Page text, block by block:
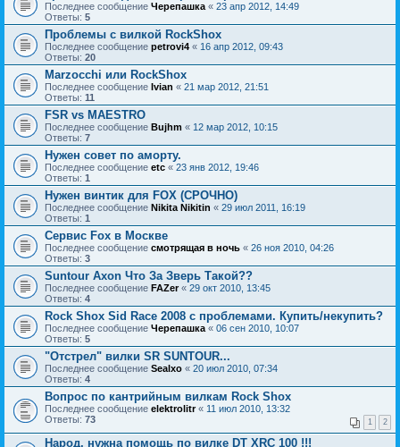
Последнее сообщение Черепашка « 23 апр 2012, 14:49
Ответы: 5
Проблемы с вилкой RockShox
Последнее сообщение petrovi4 « 16 апр 2012, 09:43
Ответы: 20
Marzocchi или RockShox
Последнее сообщение Ivian « 21 мар 2012, 21:51
Ответы: 11
FSR vs MAESTRO
Последнее сообщение Bujhm « 12 мар 2012, 10:15
Ответы: 7
Нужен совет по аморту.
Последнее сообщение etc « 23 янв 2012, 19:46
Ответы: 1
Нужен винтик для FOX (СРОЧНО)
Последнее сообщение Nikita Nikitin « 29 июл 2011, 16:19
Ответы: 1
Сервис Fox в Москве
Последнее сообщение смотрящая в ночь « 26 ноя 2010, 04:26
Ответы: 3
Suntour Axon Что За Зверь Такой??
Последнее сообщение FAZer« 29 окт 2010, 13:45
Ответы: 4
Rock Shox Sid Race 2008 с проблемами. Купить/некупить?
Последнее сообщение Черепашка « 06 сен 2010, 10:07
Ответы: 5
"Отстрел" вилки SR SUNTOUR...
Последнее сообщение Sealxo « 20 июл 2010, 07:34
Ответы: 4
Вопрос по кантрийным вилкам Rock Shox
Последнее сообщение elektrolitr« 11 июл 2010, 13:32
Ответы: 73 1 2
Народ, нужна помощь по вилке DT XRC 100 !!!